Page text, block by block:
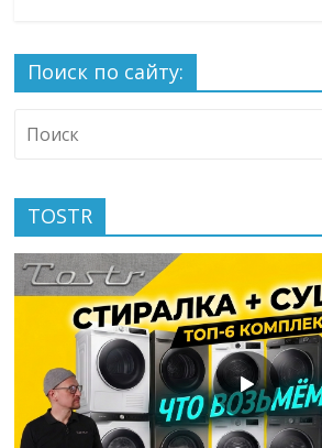
Поиск по сайту:
TOSTR